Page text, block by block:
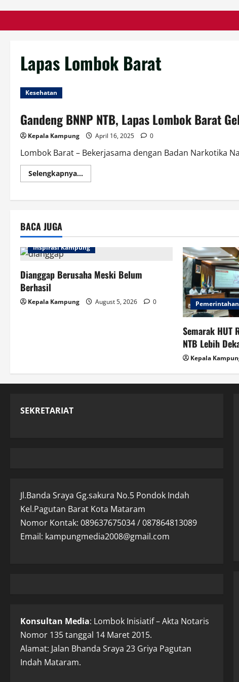
Lapas Lombok Barat
Kesehatan
Gandeng BNNP NTB, Lapas Lombok Barat
Kepala Kampung April 16, 2025 0
Lombok Barat – Bekerjasama dengan Badan Narkotika
Selengkapnya...
more
BNNP
Gelar
Grup
Binaan
Residen
BACA JUGA
Inspirasi Kampung
Dianggap Berusaha Meski Belum
Berhasil
Kepala Kampung August 5, 2026 0 Pemerintahan
Semarak HUT
NTB Lebih
Kepala
SEKRETARIAT
Jl.Banda Sraya Gg.sakura No.5 Pondok Indah
Kel.Pagutan Barat Kota Mataram
Nomor Kontak: 089637675034 / 087864813089
Email: kampungmedia2008@gmail.com
Konsultan Media: Lombok Inisiatif – Akta Notaris
Nomor 135 tanggal 14 Maret 2015.
Alamat: Jalan Bhanda Sraya 23 Griya Pagutan
Indah Mataram.